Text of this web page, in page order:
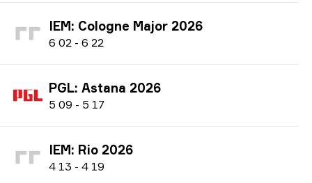
IEM: Cologne Major 2026
6 02 - 6 22
PGL: Astana 2026
5 09 - 5 17
IEM: Rio 2026
4 13 - 4 19